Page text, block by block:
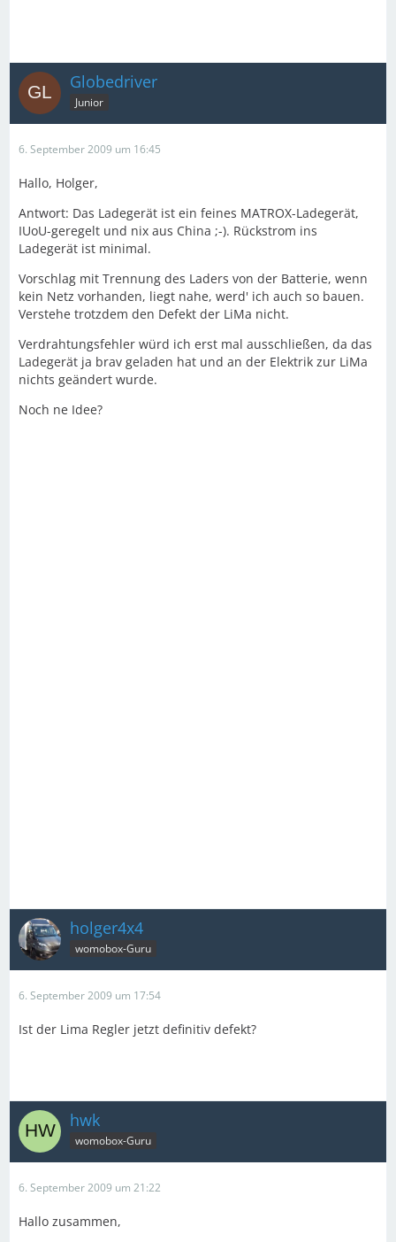
Globedriver
Junior
6. September 2009 um 16:45
Hallo, Holger,
Antwort: Das Ladegerät ist ein feines MATROX-Ladegerät,
IUoU-geregelt und nix aus China ;-). Rückstrom ins
Ladegerät ist minimal.
Vorschlag mit Trennung des Laders von der Batterie, wenn
kein Netz vorhanden, liegt nahe, werd' ich auch so bauen.
Verstehe trotzdem den Defekt der LiMa nicht.
Verdrahtungsfehler würd ich erst mal ausschließen, da das
Ladegerät ja brav geladen hat und an der Elektrik zur LiMa
nichts geändert wurde.
Noch ne Idee?
holger4x4
womobox-Guru
6. September 2009 um 17:54
Ist der Lima Regler jetzt definitiv defekt?
hwk
womobox-Guru
6. September 2009 um 21:22
Hallo zusammen,